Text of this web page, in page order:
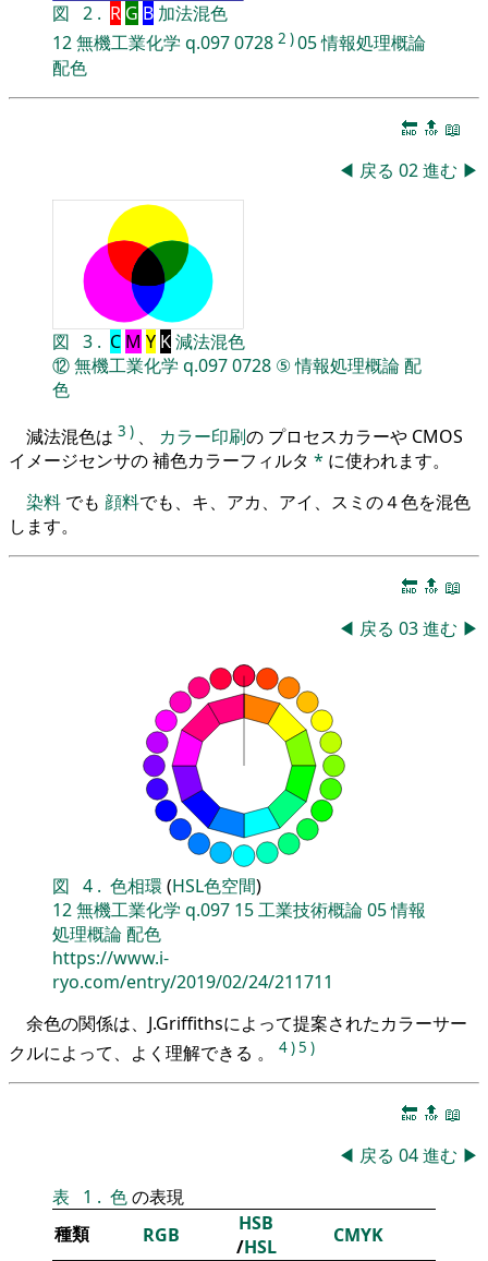
図 2 . R G B加法混色
12無機工業化学 q.0970728 2 )05情報処理概論
配色
🔚 🔝 📖
◀ 戻る 02進む ▶
図 3 . C M Y K減法混色
⑫無機工業化学 q.0970728 ⑤情報処理概論配
色
減法混色は 3 ) 、 カラー印刷の プロセスカラーや CMOS
イメージセンサの 補色カラーフィルタ * に使われます。
染料 でも 顔料でも、キ、アカ、アイ、スミの４色を混色
します。
🔚 🔝 📖
◀ 戻る 03進む ▶
図 4 . 色相環 (HSL色空間)
12無機工業化学 q.097 15工業技術概論05情報
処理概論配色
https://www.i-
ryo.com/entry/2019/02/24/211711
余色の関係は、J.Griffithsによって提案されたカラーサー
クルによって、よく理解できる 。
4)5 )
🔚 🔝 📖
◀ 戻る 04進む ▶
表
1 . 色の表現
種類
RGB
HSB
/HSL CMYK